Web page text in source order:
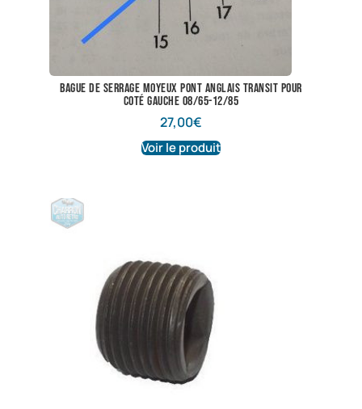
bague de serrage moyeux pont anglais transit pour
coté gauche 08/65-12/85
27,00€
Voir le produit